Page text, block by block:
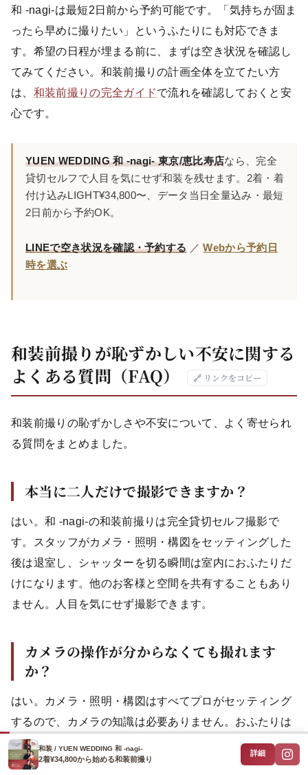
和 -nagi-は最短2日前から予約可能です。「気持ちが固ま
ったら早めに撮りたい」というふたりにも対応できま
す。希望の日程が埋まる前に、まずは空き状況を確認し
てみてください。和装前撮りの計画全体を立てたい方
は、 和装前撮りの完全ガイドで流れを確認しておくと安
心です。
YUEN WEDDING 和 -nagi- 東京/恵比寿店なら、完全
貸切セルフで人目を気にせず和装を残せます。2着・着
付け込みLIGHT¥34,800〜、データ当日全量込み・最短
2日前から予約OK。
LINEで空き状況を確認・予約する ／Webから予約日
時を選ぶ
和装前撮りが恥ずかしい不安に関する
よくある質問（FAQ）
🔗 リンクをコピー
和装前撮りの恥ずかしさや不安について、よく寄せられ
る質問をまとめました。
本当に二人だけで撮影できますか？
はい。和 -nagi-の和装前撮りは完全貸切セルフ撮影で
す。スタッフがカメラ・照明・構図をセッティングした
後は退室し、シャッターを切る瞬間は室内におふたりだ
けになります。他のお客様と空間を共有することもあり
ません。人目を気にせず撮影できます。
カメラの操作が分からなくても撮れます
か？
はい。カメラ・照明・構図はすべてプロがセッティング
するので、カメラの知識は必要ありません。おふたりは
リモコンでシャッターを切るだけです。操作はとてもシ
ンプルで、機材に詳しくない方でも本格的な仕上がりの
和装 / YUEN WEDDING 和 -nagi-
2着¥34,800から始める和装前撮り
詳細